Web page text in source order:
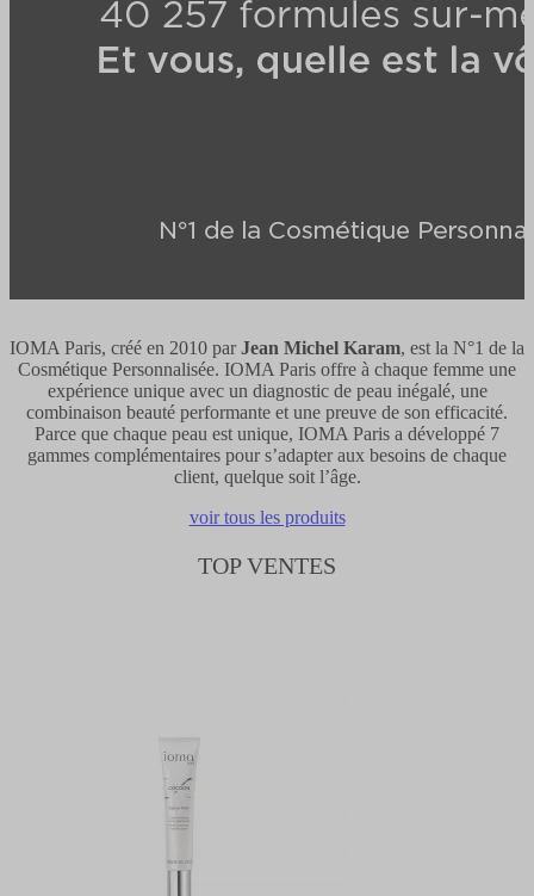
IOMA Paris, créé en 2010 parJean Michel Karam, est la N°1 de la
Cosmétique Personnalisée. IOMA Paris offre à chaque femme une
expérience unique avec un diagnostic de peau inégalé, une
combinaison beauté performante et une preuve de son efficacité.
Parce que chaque peau est unique, IOMA Paris a développé 7
gammes complémentaires pour s’adapter aux besoins de chaque
client, quelque soit l’âge.
voir tous les produits
TOP VENTES